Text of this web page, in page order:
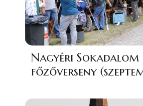
Nagyéri Sokadalom
főzőverseny